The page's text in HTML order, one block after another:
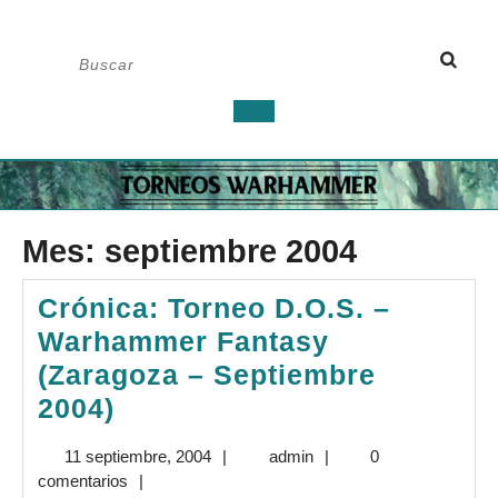
de
apertura
Mes: septiembre 2004
Crónica: Torneo D.O.S. –
Warhammer Fantasy
(Zaragoza – Septiembre
2004)
D.O.S.
11 septiembre, 200411| adminadmin
|
0
comentarios
|